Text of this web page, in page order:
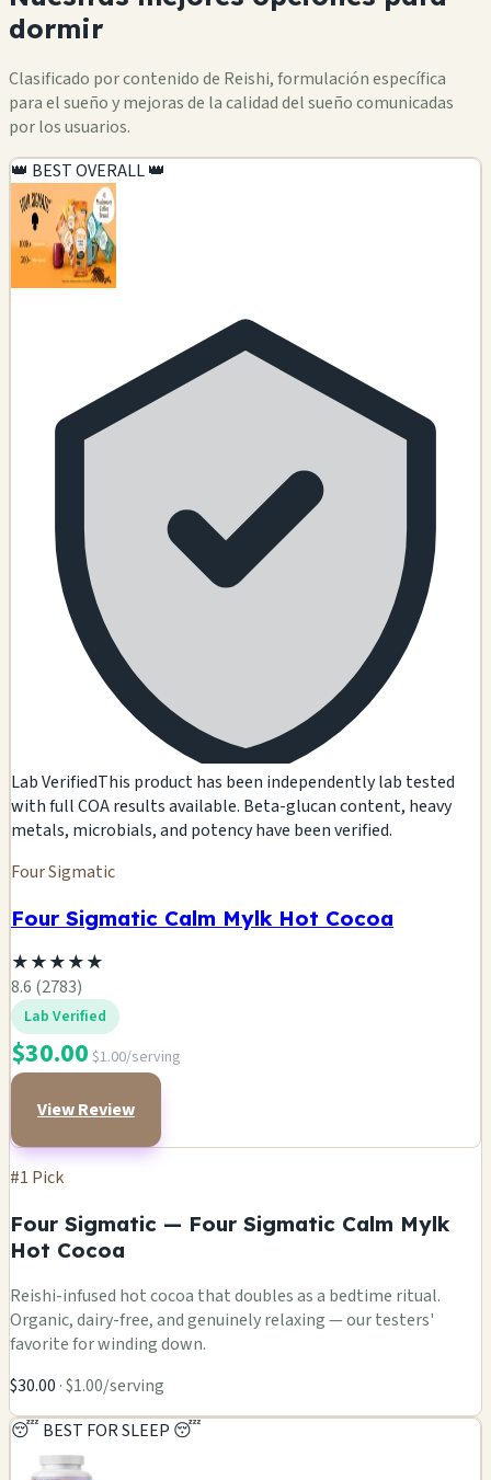
dormir
Clasificado por contenido de Reishi, formulación específica
para el sueño y mejoras de la calidad del sueño comunicadas
por los usuarios.
👑 BEST OVERALL 👑
Lab VerifiedThis product has been independently lab tested
with full COA results available. Beta-glucan content, heavy
metals, microbials, and potency have been verified.
Four Sigmatic
Four Sigmatic Calm Mylk Hot Cocoa
★★★★★
8.6 (2783)
Lab Verified
$30.00 $1.00/serving
View Review
#1 Pick
Four Sigmatic — Four Sigmatic Calm Mylk
Hot Cocoa
Reishi-infused hot cocoa that doubles as a bedtime ritual.
Organic, dairy-free, and genuinely relaxing — our testers'
favorite for winding down.
$30.00 · $1.00/serving
😴 BEST FOR SLEEP 😴